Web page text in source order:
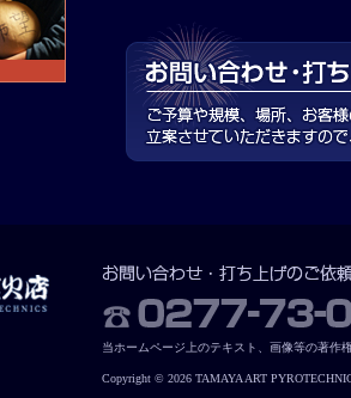
当ホームページ上のテキスト、画像等の著作
Copyright © 2026 TAMAYA ART